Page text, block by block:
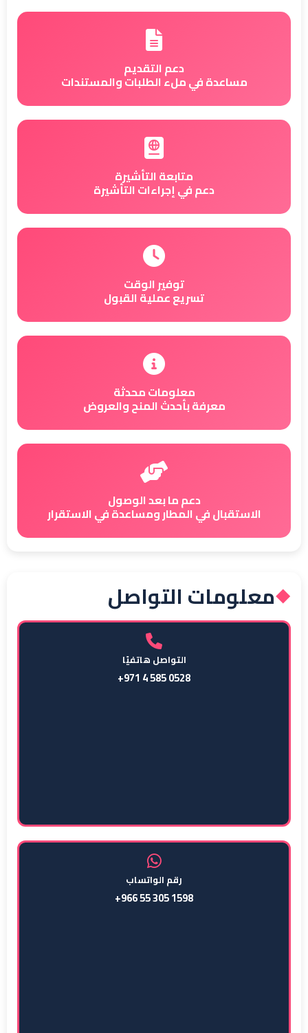
دعم التقديم
مساعدة في ملء الطلبات والمستندات
متابعة التأشيرة
دعم في إجراءات التأشيرة
توفير الوقت
تسريع عملية القبول
معلومات محدثة
معرفة بأحدث المنح والعروض
دعم ما بعد الوصول
الاستقبال في المطار ومساعدة في الاستقرار
◆معلومات التواصل
التواصل هاتفيًا
+971 4 585 0528
رقم الواتساب
+966 55 305 1598